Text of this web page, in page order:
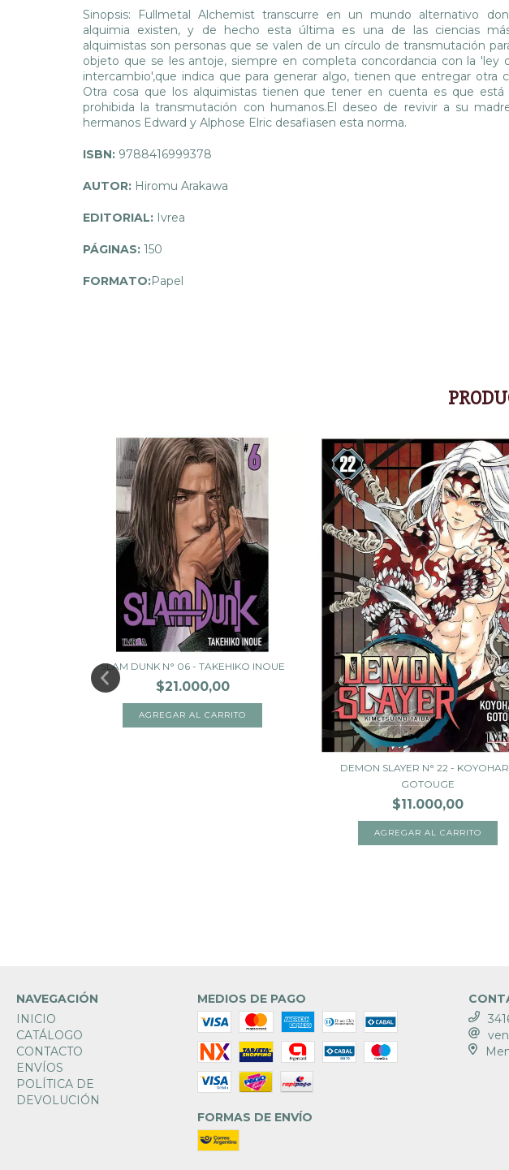
Sinopsis: Fullmetal Alchemist transcurre en un mundo alternativo
alquimia existen, y de hecho esta última es una de las ciencias
alquimistas son personas que se valen de un círculo de transmutación
objeto que se les antoje, siempre en completa concordancia con la 'ley
intercambio',que indica que para generar algo, tienen que entregar otra
Otra cosa que los alquimistas tienen que tener en cuenta es que
prohibida la transmutación con humanos.El deseo de revivir a su
hermanos Edward y Alphose Elric desafiasen esta norma.
ISBN: 9788416999378
AUTOR: Hiromu Arakawa
EDITORIAL: Ivrea
PÁGINAS: 150
FORMATO:Papel
SLAM DUNK N° 06 - TAKEHIKO INOUE
$21.000,00
DEMON SLAYER N° 22 -
GOTOUGE
$11.000,00
NAVEGACIÓN
INICIO
CATÁLOGO
CONTACTO
ENVÍOS
POLÍTICA DE
DEVOLUCIÓN
MEDIOS DE PAGO
FORMAS DE ENVÍO